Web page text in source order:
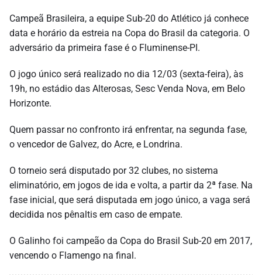
Campeã Brasileira, a equipe Sub-20 do Atlético já conhece
data e horário da estreia na Copa do Brasil da categoria. O
adversário da primeira fase é o Fluminense-PI.
O jogo único será realizado no dia 12/03 (sexta-feira), às
19h, no estádio das Alterosas, Sesc Venda Nova, em Belo
Horizonte.
Quem passar no confronto irá enfrentar, na segunda fase,
o vencedor de Galvez, do Acre, e Londrina.
O torneio será disputado por 32 clubes, no sistema
eliminatório, em jogos de ida e volta, a partir da 2ª fase. Na
fase inicial, que será disputada em jogo único, a vaga será
decidida nos pênaltis em caso de empate.
O Galinho foi campeão da Copa do Brasil Sub-20 em 2017,
vencendo o Flamengo na final.